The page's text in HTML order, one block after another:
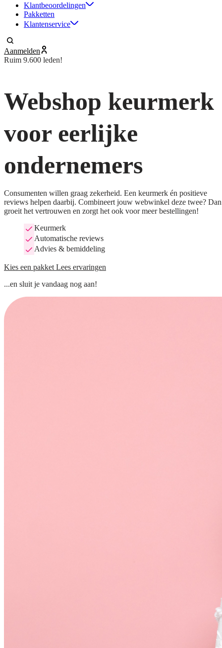
Klantbeoordelingen
Pakketten
Klantenservice
Aanmelden
Ruim 9.600 leden!
Webshop keurmerk
voor eerlijke
ondernemers
Consumenten willen graag zekerheid. Een keurmerk én positieve
reviews helpen daarbij. Combineert jouw webwinkel deze twee? Dan
groeit het vertrouwen en zorgt het ook voor meer bestellingen!
Keurmerk
Automatische reviews
Advies & bemiddeling
Kies een pakket Lees ervaringen
...en sluit je vandaag nog aan!